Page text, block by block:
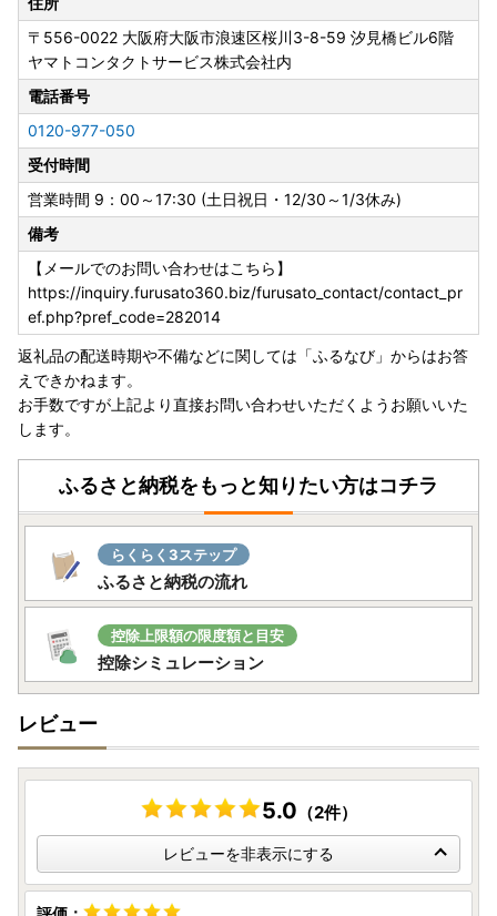
〒556-0022 大阪府大阪市浪速区桜川3-8-59 汐見橋ビル6階
ヤマトコンタクトサービス株式会社内
電話番号
0120-977-050
受付時間
営業時間 9：00～17:30 (土日祝日・12/30～1/3休み)
備考
【メールでのお問い合わせはこちら】
https://inquiry.furusato360.biz/furusato_contact/contact_pr
ef.php?pref_code=282014
返礼品の配送時期や不備などに関しては「ふるなび」からはお答
えできかねます。
お手数ですが上記より直接お問い合わせいただくようお願いいた
します。
ふるさと納税をもっと知りたい方はコチラ
らくらく3ステップ
ふるさと納税の流れ
控除上限額の限度額と目安
控除シミュレーション
レビュー
5.0 （2件）
レビューを非表示にする